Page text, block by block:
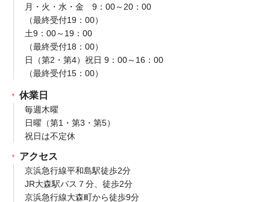
月・火・水・金 9：00～20：00
（最終受付19：00）
土9：00～19：00
（最終受付18：00）
日（第2・第4）祝日 9：00～16：00
（最終受付15：00）
休業日
毎週木曜
日曜（第1・第3・第5）
祝日は不定休
アクセス
京浜急行線平和島駅徒歩2分
JR大森駅バス７分、徒歩2分
京浜急行線大森町から徒歩9分